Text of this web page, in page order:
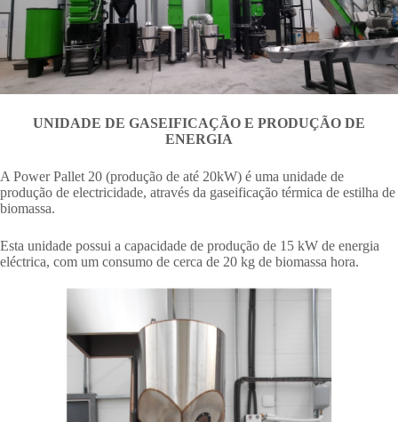
UNIDADE DE GASEIFICAÇÃO E PRODUÇÃO DE
ENERGIA
A Power Pallet 20 (produção de até 20kW) é uma unidade de
produção de electricidade, através da gaseificação térmica de estilha de
biomassa.
Esta unidade possui a capacidade de produção de 15 kW de energia
eléctrica, com um consumo de cerca de 20 kg de biomassa hora.